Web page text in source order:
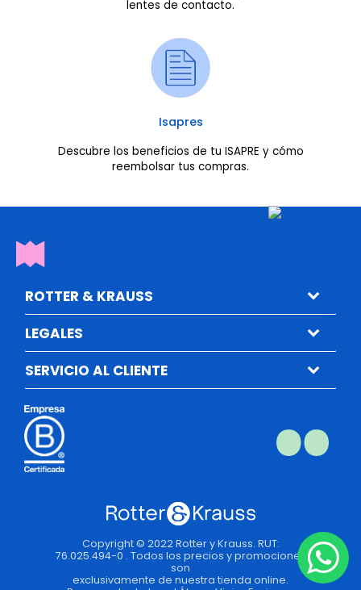
lentes de contacto.
Isapres
Descubre los beneficios de tu ISAPRE y cómo
reembolsar tus compras.
ROTTER & KRAUSS
LEGALES
SERVICIO AL CLIENTE
Copyright © 2022 Rotter y Krauss. RUT:
76.025.494-0 . Todos los precios y promociones
son
exclusivamente de nuestra tienda online.